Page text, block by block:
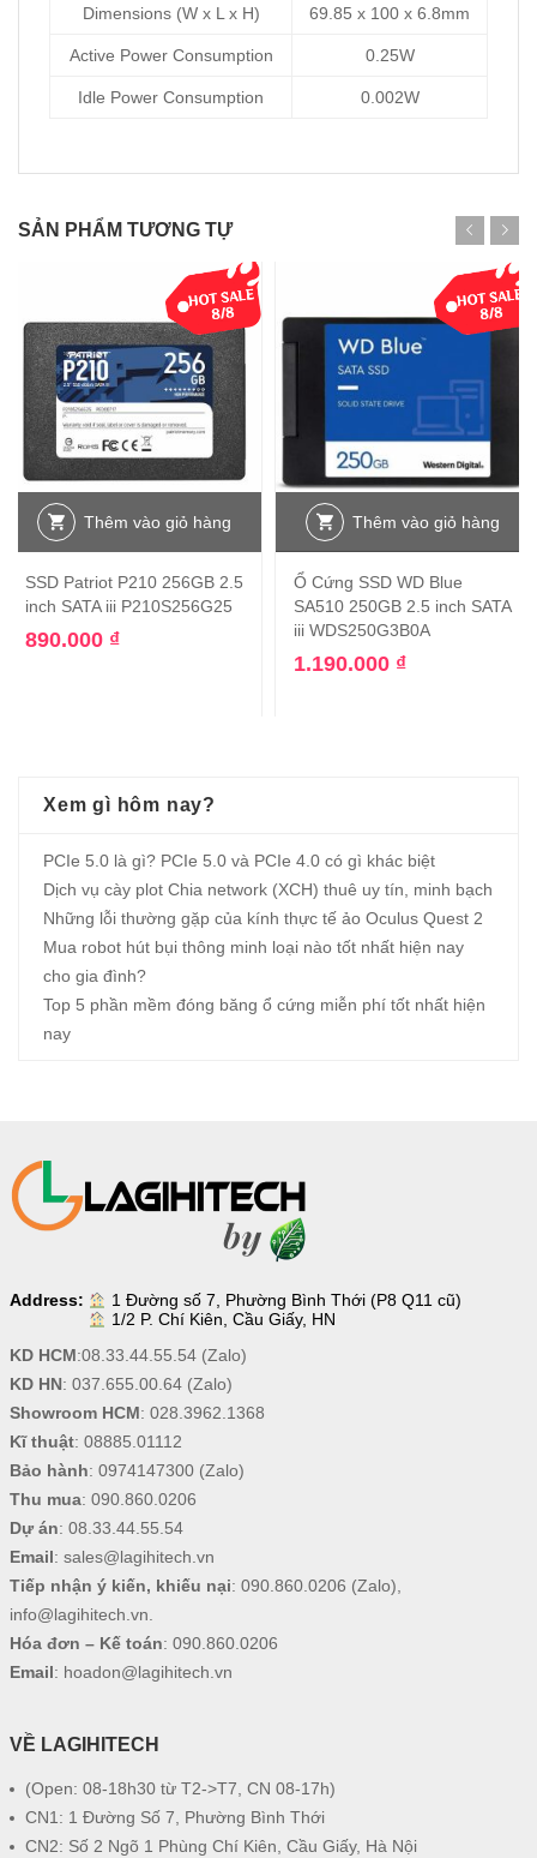
Dimensions (W x L x H) 69.85 x 100 x 6.8mm
Active Power Consumption 0.25W
Idle Power Consumption 0.002W
SẢN PHẨM TƯƠNG TỰ
Thêm vào giỏ hàng
SSD Patriot P210 256GB 2.5
inch SATA iii P210S256G25
890.000 ₫
Thêm vào giỏ hàng
Ổ Cứng SSD WD Blue
SA510 250GB 2.5 inch SATA
iii WDS250G3B0A
1.190.000 ₫
Xem gì hôm nay?
PCIe 5.0 là gì? PCIe 5.0 và PCIe 4.0 có gì khác biệt
Dịch vụ cày plot Chia network (XCH) thuê uy tín, minh bạch
Những lỗi thường gặp của kính thực tế ảo Oculus Quest 2
Mua robot hút bụi thông minh loại nào tốt nhất hiện nay
cho gia đình?
Top 5 phần mềm đóng băng ổ cứng miễn phí tốt nhất hiện
nay
Address:
1 Đường số 7, Phường Bình Thới (P8 Q11 cũ)
1/2 P. Chí Kiên, Cầu Giấy, HN
KD HCM:08.33.44.55.54(Zalo)
KD HN: 037.655.00.64(Zalo)
Showroom HCM: 028.3962.1368
Kĩ thuật: 08885.01112
Bảo hành: 0974147300(Zalo)
Thu mua: 090.860.0206
Dự án: 08.33.44.55.54
Email: sales@lagihitech.vn
Tiếp nhận ý kiến, khiếu nại: 090.860.0206 (Zalo),
info@lagihitech.vn
Hóa đơn – Kế toán: 090.860.0206
Email: hoadon@lagihitech.vn
VỀ LAGIHITECH
(Open: 08-18h30 từ T2->T7, CN 08-17h)
CN1: 1 Đường Số 7, Phường Bình Thới
CN2: Số 2 Ngõ 1 Phùng Chí Kiên, Cầu Giấy, Hà Nội